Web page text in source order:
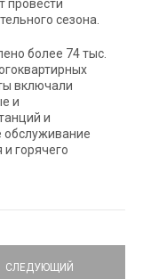
провести
сезона.
более 74 тыс.
включали
и
и
обслуживание
горячего
СЛЕДУЮЩИЙ